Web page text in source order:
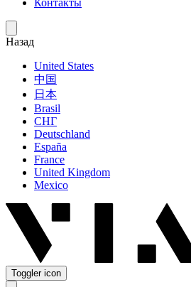
Контакты
Назад
United States
中国
日本
Brasil
СНГ
Deutschland
España
France
United Kingdom
Mexico
Toggler icon